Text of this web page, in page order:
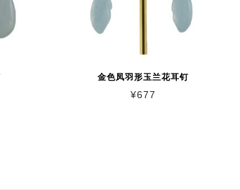
金色凤羽形玉兰花耳钉
¥677